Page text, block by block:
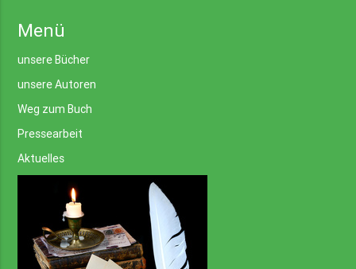
Menü
unsere Bücher
unsere Autoren
Weg zum Buch
Pressearbeit
Aktuelles